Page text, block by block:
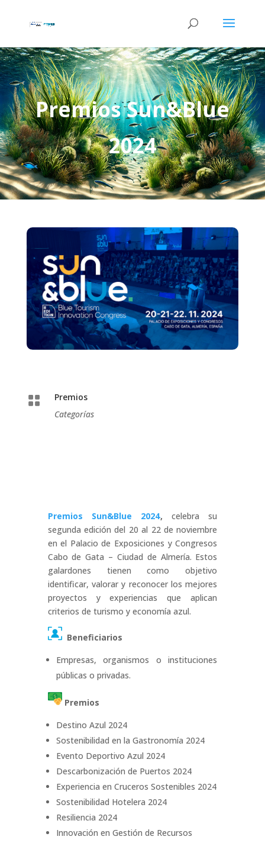
Premios Sun&Blue
2024

Premios
Categorías
Premios Sun&Blue 2024, celebra su
segunda edición del 20 al 22 de noviembre
en el Palacio de Exposiciones y Congresos
Cabo de Gata – Ciudad de Almería. Estos
galardones tienen como objetivo
identificar, valorar y reconocer los mejores
proyectos y experiencias que aplican
criterios de turismo y economía azul.
Beneficiarios
Empresas, organismos o instituciones
públicas o privadas.
Premios
Destino Azul 2024
Sostenibilidad en la Gastronomía 2024
Evento Deportivo Azul 2024
Descarbonización de Puertos 2024
Experiencia en Cruceros Sostenibles 2024
Sostenibilidad Hotelera 2024
Resiliencia 2024
Innovación en Gestión de Recursos